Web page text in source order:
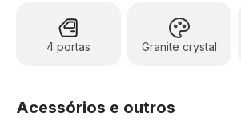
4 portas Granite crystal
Acessórios e outros